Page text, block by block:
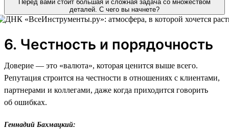
Перед вами стоит большая и сложная задача со множеством
деталей. С чего вы начнете?
6. Честность и порядочность
Доверие — это «валюта», которая ценится выше всего.
Репутация строится на честности в отношениях с клиентами,
партнерами и коллегами, даже когда приходится говорить
об ошибках.
Геннадий Бахмацкий: